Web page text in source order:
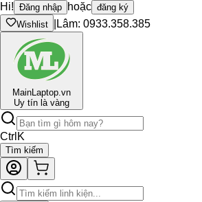
Hi! Đăng nhập hoặc đăng ký
Wishlist
Lâm: 0933.358.385
MainLaptop.vn
Uy tín là vàng
Ctrl K
Tìm kiếm